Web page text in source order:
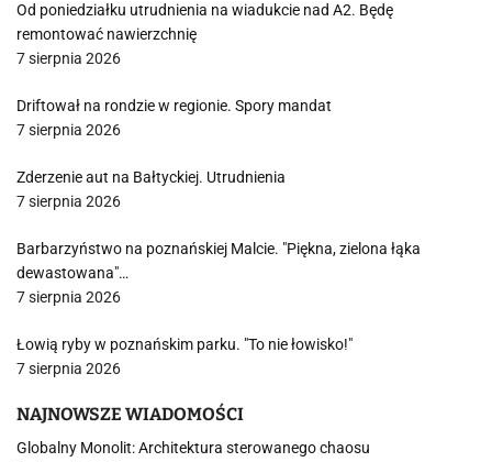
Od poniedziałku utrudnienia na wiadukcie nad A2. Będę
remontować nawierzchnię
7 sierpnia 2026
Driftował na rondzie w regionie. Spory mandat
7 sierpnia 2026
Zderzenie aut na Bałtyckiej. Utrudnienia
7 sierpnia 2026
Barbarzyństwo na poznańskiej Malcie. "Piękna, zielona łąka
dewastowana"…
7 sierpnia 2026
Łowią ryby w poznańskim parku. "To nie łowisko!"
7 sierpnia 2026
NAJNOWSZE WIADOMOŚCI
Globalny Monolit: Architektura sterowanego chaosu